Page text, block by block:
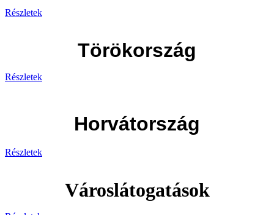
Részletek
Törökország
Részletek
Horvátország
Részletek
Városlátogatások